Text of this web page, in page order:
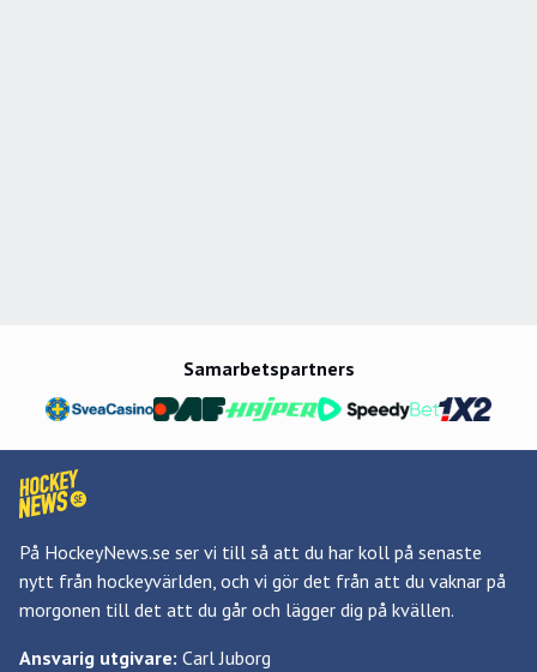
Samarbetspartners
På HockeyNews.se ser vi till så att du har koll på senaste
nytt från hockeyvärlden, och vi gör det från att du vaknar på
morgonen till det att du går och lägger dig på kvällen.
Ansvarig utgivare: Carl Juborg